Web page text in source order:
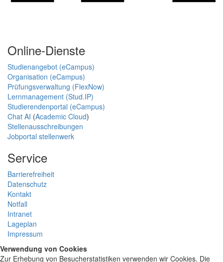
Online-Dienste
Studienangebot (eCampus)
Organisation (eCampus)
Prüfungsverwaltung (FlexNow)
Lernmanagement (Stud.IP)
Studierendenportal (eCampus)
Chat AI (Academic Cloud)
Stellenausschreibungen
Jobportal stellenwerk
Service
Barrierefreiheit
Datenschutz
Kontakt
Notfall
Intranet
Lageplan
Impressum
Verwendung von Cookies
Zur Erhebung von Besucherstatistiken verwenden wir Cookies. Die